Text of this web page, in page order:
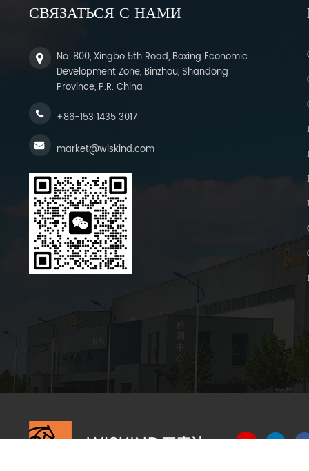
СВЯЗАТЬСЯ С НАМИ
No. 800, Xingbo 5th Road, Boxing Economic
Development Zone, Binzhou, Shandong
Province, P.R. China
+86-153 1435 3017
market@wiskind.com